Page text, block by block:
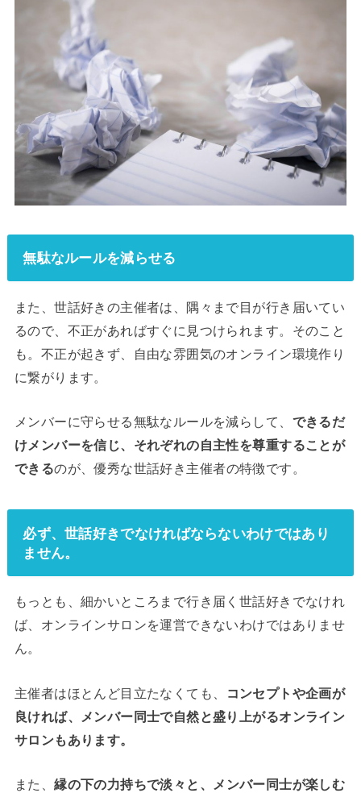
無駄なルールを減らせる
また、世話好きの主催者は、隅々まで目が行き届いてい
るので、不正があればすぐに見つけられます。そのこと
も。不正が起きず、自由な雰囲気のオンライン環境作り
に繋がります。
メンバーに守らせる無駄なルールを減らして、 できるだ
けメンバーを信じ、それぞれの自主性を尊重することが
できるのが、優秀な世話好き主催者の特徴です。
必ず、世話好きでなければならないわけではあり
ません。
もっとも、細かいところまで行き届く世話好きでなけれ
ば、オンラインサロンを運営できないわけではありませ
ん。
主催者はほとんど目立たなくても、
コンセプトや企画が
良ければ、メンバー同士で自然と盛り上がるオンライン
サロンもあります。
また、縁の下の力持ちで淡々と、メンバー同士が楽しむ